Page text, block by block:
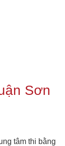
Sơn
tâm thi bằng